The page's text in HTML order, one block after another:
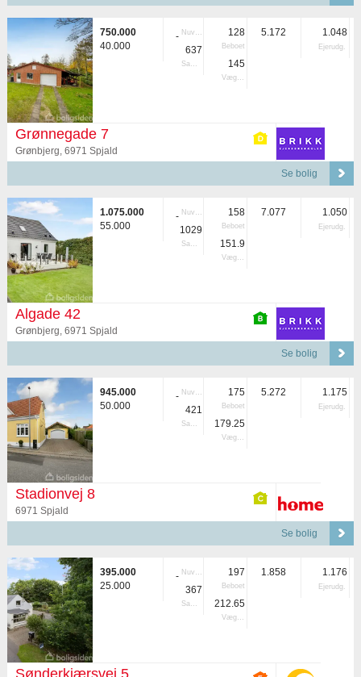
750.000
40.000
- Nuvær.
637
Samlet
128
Beboet
145
Vægtet
5.172 1.048
Ejerudg.
Grønnegade 7
Grønbjerg, 6971 Spjald
Se bolig
1.075.000
55.000
- Nuvær.
1029
Samlet
158
Beboet
151.9
Vægtet
7.077 1.050
Ejerudg.
Algade 42
Grønbjerg, 6971 Spjald
Se bolig
945.000
50.000
- Nuvær.
421
Samlet
175
Beboet
179.25
Vægtet
5.272 1.175
Ejerudg.
Stadionvej 8
6971 Spjald
Se bolig
395.000
25.000
- Nuvær.
367
Samlet
197
Beboet
212.65
Vægtet
1.858 1.176
Ejerudg.
Sønderkjærsvej 5